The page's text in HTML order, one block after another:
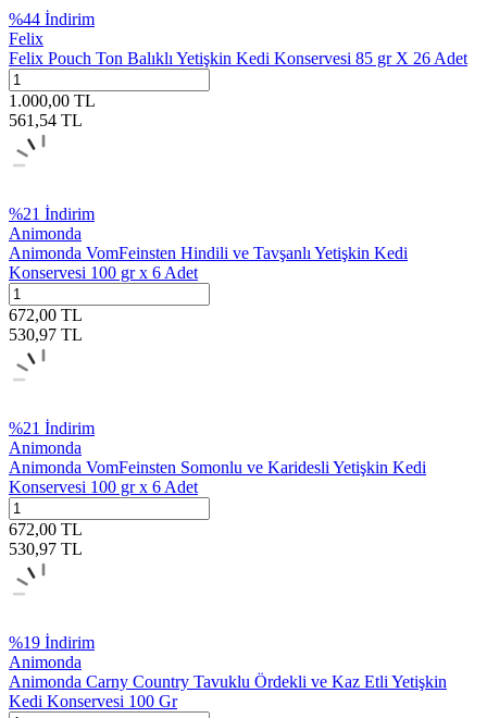
%44 İndirim
Felix
Felix Pouch Ton Balıklı Yetişkin Kedi Konservesi 85 gr X 26 Adet
1.000,00 TL
561,54 TL
%21 İndirim
Animonda
Animonda VomFeinsten Hindili ve Tavşanlı Yetişkin Kedi
Konservesi 100 gr x 6 Adet
672,00 TL
530,97 TL
%21 İndirim
Animonda
Animonda VomFeinsten Somonlu ve Karidesli Yetişkin Kedi
Konservesi 100 gr x 6 Adet
672,00 TL
530,97 TL
%19 İndirim
Animonda
Animonda Carny Country Tavuklu Ördekli ve Kaz Etli Yetişkin
Kedi Konservesi 100 Gr